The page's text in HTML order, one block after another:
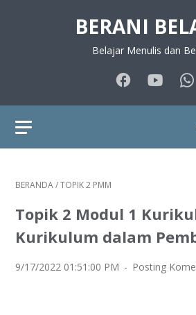
BERANI
Belajar Menulis dan
BERANDA/TOPIK 2 PMM
Topik 2 Modul 1
Kurikulum dalam
9/17/2022 01:51:00 PM Posting